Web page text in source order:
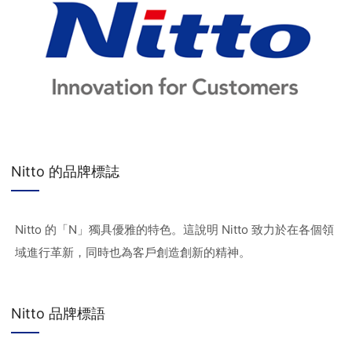
Nitto 的品牌標誌
Nitto 的「N」獨具優雅的特色。這說明 Nitto 致力於在各個領
域進行革新，同時也為客戶創造創新的精神。
Nitto 品牌標語